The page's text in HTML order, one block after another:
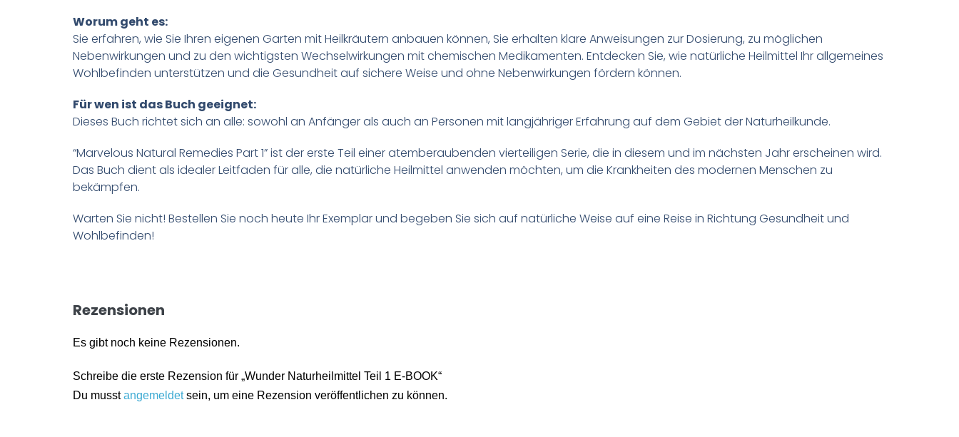
Worum geht es:
Sie erfahren, wie Sie Ihren eigenen Garten mit Heilkräutern anbauen können, Sie erhalten klare Anweisungen zur Dosierung, zu möglichen
Nebenwirkungen und zu den wichtigsten Wechselwirkungen mit chemischen Medikamenten. Entdecken Sie, wie natürliche Heilmittel Ihr allgemeines
Wohlbefinden unterstützen und die Gesundheit auf sichere Weise und ohne Nebenwirkungen fördern können.
Für wen ist das Buch geeignet:
Dieses Buch richtet sich an alle: sowohl an Anfänger als auch an Personen mit langjähriger Erfahrung auf dem Gebiet der Naturheilkunde.
“Marvelous Natural Remedies Part 1” ist der erste Teil einer atemberaubenden vierteiligen Serie, die in diesem und im nächsten Jahr erscheinen wird.
Das Buch dient als idealer Leitfaden für alle, die natürliche Heilmittel anwenden möchten, um die Krankheiten des modernen Menschen zu
bekämpfen.
Warten Sie nicht! Bestellen Sie noch heute Ihr Exemplar und begeben Sie sich auf natürliche Weise auf eine Reise in Richtung Gesundheit und
Wohlbefinden!
Rezensionen
Es gibt noch keine Rezensionen.
Schreibe die erste Rezension für „Wunder Naturheilmittel Teil 1 E-BOOK“
Du musstangemeldetsein, um eine Rezension veröffentlichen zu können.